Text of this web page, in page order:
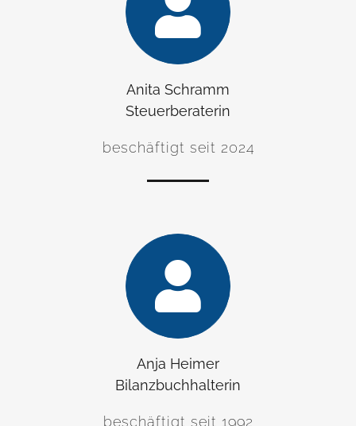
Anita Schramm
Steuerberaterin
beschäftigt seit 2024
Anja Heimer
Bilanzbuchhalterin
beschäftigt seit 1992